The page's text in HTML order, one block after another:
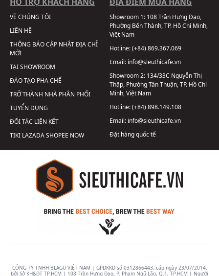
VỀ CHÚNG TÔI
LIÊN HỆ
THÔNG BÁO CẬP NHẬT ĐỊA CHỈ
MỚI
TẠI SHOWROOM
ĐÀO TẠO PHA CHẾ
TRỞ THÀNH NHÀ PHÂN PHỐI
TUYỂN DỤNG
ĐỐI TÁC LIÊN KẾT
TIKI LAZADASHOPEE NOW
Showroom 1: 108 Trần Hưng Đạo,
Phường Bến Thành, TP. Hồ Chí Minh,
Việt Nam
Hotline:(+84) 869.367.069
Email: info@sieuthicafe.vn
Showroom 2: 134/33C Nguyễn Thị
Thập, Phường Tân Thuận, TP. Hồ Chí
Minh, Việt Nam
Hotline:(+84) 898.149.108
Email: info@sieuthicafe.vn
Đặt hàng quốc tế
CÔNG TY TNHH BLAGU VIỆT NAM | GPĐKKD số 0312866443, cấp ngày 23/07/2014,
bởi Sở KH&ĐT TP.HCM | 108 Trần Hưng Đạo, P. Phạm Ngũ Lão, Q.1, TP.HCM | Người